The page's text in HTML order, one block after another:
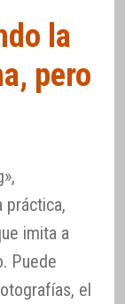
la
pero
práctica,
imita a
Puede
el